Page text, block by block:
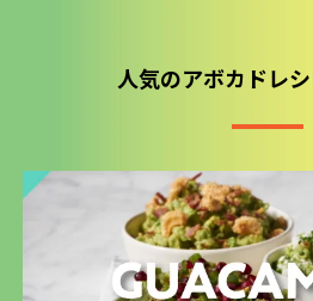
人気のアボカドレ